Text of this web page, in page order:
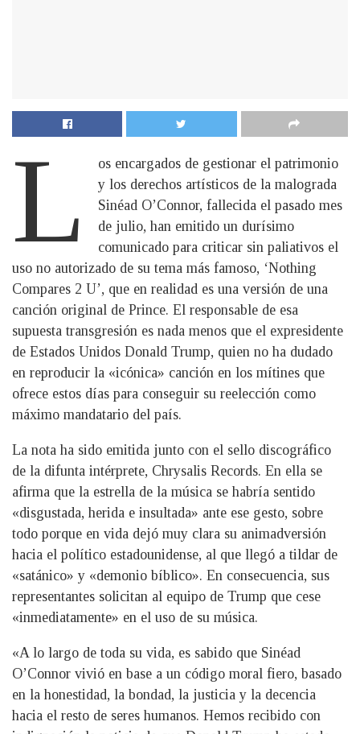
L
os encargados de gestionar el patrimonio
y los derechos artísticos de la malograda
Sinéad O’Connor, fallecida el pasado mes
de julio, han emitido un durísimo
comunicado para criticar sin paliativos el
uso no autorizado de su tema más famoso, ‘Nothing
Compares 2 U’, que en realidad es una versión de una
canción original de Prince. El responsable de esa
supuesta transgresión es nada menos que el expresidente
de Estados Unidos Donald Trump, quien no ha dudado
en reproducir la «icónica» canción en los mítines que
ofrece estos días para conseguir su reelección como
máximo mandatario del país.
La nota ha sido emitida junto con el sello discográfico
de la difunta intérprete, Chrysalis Records. En ella se
afirma que la estrella de la música se habría sentido
«disgustada, herida e insultada» ante ese gesto, sobre
todo porque en vida dejó muy clara su animadversión
hacia el político estadounidense, al que llegó a tildar de
«satánico» y «demonio bíblico». En consecuencia, sus
representantes solicitan al equipo de Trump que cese
«inmediatamente» en el uso de su música.
«A lo largo de toda su vida, es sabido que Sinéad
O’Connor vivió en base a un código moral fiero, basado
en la honestidad, la bondad, la justicia y la decencia
hacia el resto de seres humanos. Hemos recibido con